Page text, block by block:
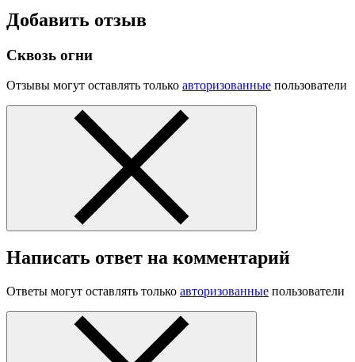
Добавить отзыв
Сквозь огни
Отзывы могут оставлять только авторизованные пользователи
Написать ответ на комментарий
Ответы могут оставлять только авторизованные пользователи